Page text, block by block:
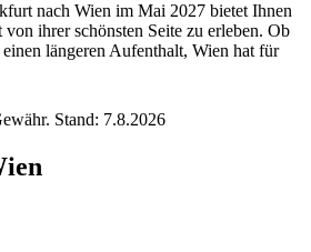
nach Wien im Mai 2027 bietet Ihnen
ihrer schönsten Seite zu erleben. Ob
längeren Aufenthalt, Wien hat für
Stand: 7.8.2026